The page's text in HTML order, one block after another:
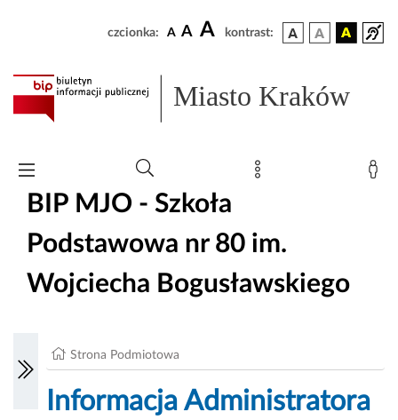
czcionka: A A A kontrast:
Miasto Kraków
BIP MJO - Szkoła
Podstawowa nr 80 im.
Wojciecha Bogusławskiego
Strona Podmiotowa
Informacja Administratora